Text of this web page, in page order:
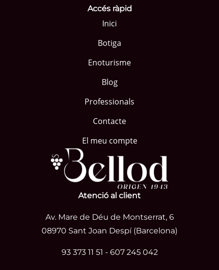
Accés ràpid
Inici
Botiga
Enoturisme
Blog
Professionals
Contacte
El meu compte
Atenció al client
Av. Mare de Déu de Montserrat, 6
08970 Sant Joan Despí (Barcelona)
93 373 11 51 - 607 245 042